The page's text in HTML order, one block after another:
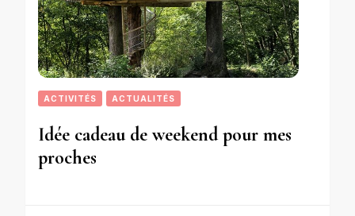
ACTIVITÉS ACTUALITÉS
Idée cadeau de weekend pour mes
proches